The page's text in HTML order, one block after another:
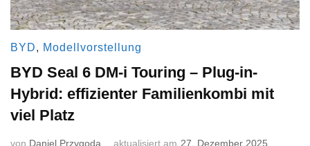
BYD, Modellvorstellung
BYD Seal 6 DM-i Touring – Plug-in-
Hybrid: effizienter Familienkombi mit
viel Platz
von Daniel Przygoda aktualisiert am 27. Dezember 2025